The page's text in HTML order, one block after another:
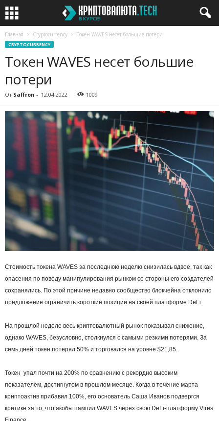
Главная Cryptocurrency Токен WAVES несет большие потери
CRYPTOCURRENCY
Токен WAVES несет большие
потери
От Saffron - 12.04.2022 1009
Стоимость токена WAVES за последнюю неделю снизилась вдвое, так как
опасения по поводу манипулирования рынком со стороны его создателей
сохранялись. По этой причине недавно сообщество блокчейна отклонило
предложение ограничить короткие позиции на своей платформе DeFi.
На прошлой неделе весь криптовалютный рынок показывал снижение,
однако WAVES, безусловно, столкнулся с самыми резкими потерями. За
семь дней токен потерял 50% и торговался на уровне $21,85.
Токен упал почти на 200% по сравнению с рекордно высоким
показателем, достигнутом в прошлом месяце. Когда в течение марта
криптоактив прибавил 100%, его основатель Саша Иванов подвергся
критике за то, что якобы пампил WAVES через свою DeFi-платформу Vires